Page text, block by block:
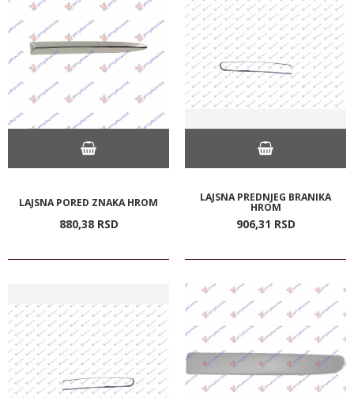
LAJSNA PORED ZNAKA HROM
880,38 RSD
LAJSNA PREDNJEG BRANIKA
HROM
906,31 RSD